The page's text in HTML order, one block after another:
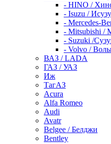
- HINO /
- Isuzu / Исузу
- Mercedes-
- Mitsubishi /
- Suzuki /
- Volvo /
ВАЗ / LADA
ГАЗ / УАЗ
Иж
ТагАЗ
Acura
Alfa Romeo
Audi
Avatr
Belgee / Белджи
Bentley